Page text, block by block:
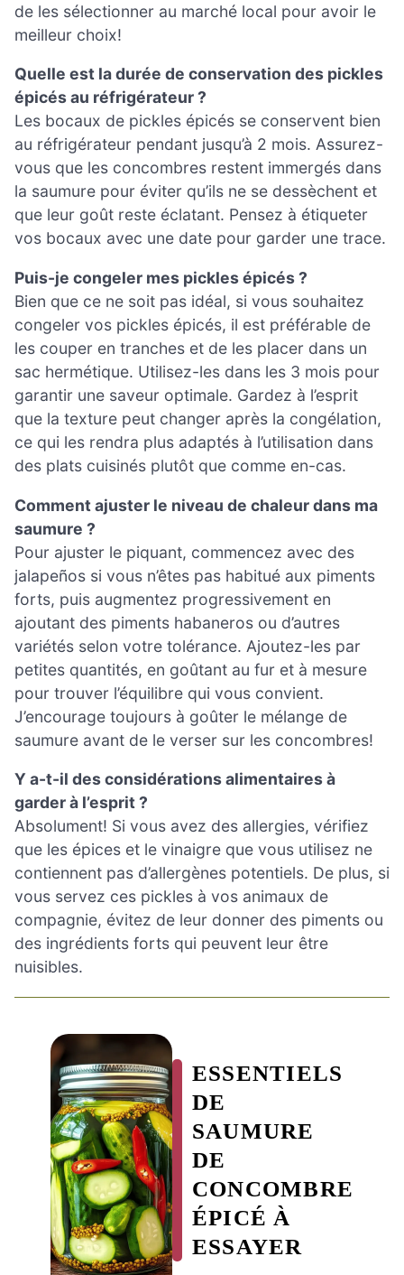
de les sélectionner au marché local pour avoir le
meilleur choix!
Quelle est la durée de conservation des pickles
épicés au réfrigérateur ?
Les bocaux de pickles épicés se conservent bien
au réfrigérateur pendant jusqu’à 2 mois. Assurez-
vous que les concombres restent immergés dans
la saumure pour éviter qu’ils ne se dessèchent et
que leur goût reste éclatant. Pensez à étiqueter
vos bocaux avec une date pour garder une trace.
Puis-je congeler mes pickles épicés ?
Bien que ce ne soit pas idéal, si vous souhaitez
congeler vos pickles épicés, il est préférable de
les couper en tranches et de les placer dans un
sac hermétique. Utilisez-les dans les 3 mois pour
garantir une saveur optimale. Gardez à l’esprit
que la texture peut changer après la congélation,
ce qui les rendra plus adaptés à l’utilisation dans
des plats cuisinés plutôt que comme en-cas.
Comment ajuster le niveau de chaleur dans ma
saumure ?
Pour ajuster le piquant, commencez avec des
jalapeños si vous n’êtes pas habitué aux piments
forts, puis augmentez progressivement en
ajoutant des piments habaneros ou d’autres
variétés selon votre tolérance. Ajoutez-les par
petites quantités, en goûtant au fur et à mesure
pour trouver l’équilibre qui vous convient.
J’encourage toujours à goûter le mélange de
saumure avant de le verser sur les concombres!
Y a-t-il des considérations alimentaires à
garder à l’esprit ?
Absolument! Si vous avez des allergies, vérifiez
que les épices et le vinaigre que vous utilisez ne
contiennent pas d’allergènes potentiels. De plus, si
vous servez ces pickles à vos animaux de
compagnie, évitez de leur donner des piments ou
des ingrédients forts qui peuvent leur être
nuisibles.
ESSENTIELS
DE
SAUMURE
DE
CONCOMBRE
ÉPICÉ À
ESSAYER